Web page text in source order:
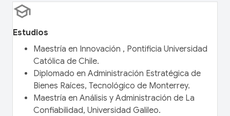
Estudios
Maestría en Innovación , Pontificia Universidad
Católica de Chile.
Diplomado en Administración Estratégica de
Bienes Raíces, Tecnológico de Monterrey.
Maestría en Análisis y Administración de La
Confiabilidad, Universidad Galileo.